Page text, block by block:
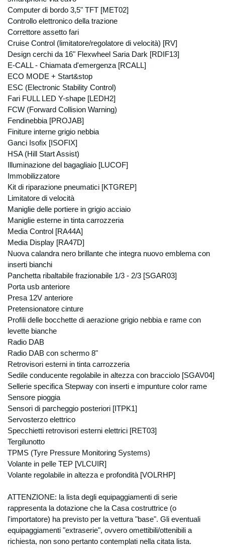
adempimenti amministrativi, fiscali, contabili,
etc derivanti dai contratti stipulati, nonché
disposti dalla legislazione vigente, da
regolamenti e dalla normativa comunitaria,
nonché da disposizioni impartite da autorità
a ciò legittimate e da organi di vigilanza e
controllo; In base all’ art. 24, comma b del
D.lgs 196, per le finalità sopra espresse non
è necessario il vostro consenso, in quanto il
trattamento dei dati viene effettuato per
“eseguire obblighi derivanti da un contratto
del quale è parte l’interessato o per
adempiere, prima della conclusione dei
contratto, a specifiche richieste
dell’interessato”, e per “adempiere ad un
obbligo previsto dalla legge, da un
Modalità di trattamento
I dati verranno trattati sia con modalità
strumenti elettronici e memorizzati sia su
supporti informatici che su supporti cartacei
che su ogni altro tipo di supporto idoneo, nel
rispetto delle misure minime di sicurezza ai
sensi del Disciplinare Tecnico in materia di
D.lgs. n. 196/2003. Natura del conferimento
Il conferimento dei vostri dati personali è
facoltativo, ma un rifiuto in tal senso
comporta l’impossibilità per la Degidio Auto
srl. di poter dar corso alle sue richieste di
preventivo, di offerta o informazione di
riportato nell'informativa “finalità”. Il
conferimento di dati è necessario per
adempiere ad obblighi di legge commessi
con le finalità indicate ai punti precedenti è
obbligatoria. Il personale dipendente
autorizzato, esclusivamente in relazione alle
mansioni da loro svolte ed alle finalità sopra
espresse, e dunque in qualità di incaricati
e/o Responsabili del trattamento, può
a conoscenza dei vostri dati personali,.
Potranno inoltre venire a conoscenza dei
vostri dati personali alcune specifiche
azienda, sempre per finalità connesse con
l’esecuzione degli obblighi derivanti dai
contratti con voi stipulati o con gli obblighi
previsti da leggi, regolamenti, come ad
esempio: studi di commercialisti, centri
Computer di bordo 3,5" TFT [MET02]
Controllo elettronico della trazione
Correttore assetto fari
Cruise Control (limitatore/regolatore di velocità) [RV]
Design cerchi da 16" Flexwheel Saria Dark [RDIF13]
E-CALL - Chiamata d'emergenza [RCALL]
ECO MODE + Start&stop
ESC (Electronic Stability Control)
Fari FULL LED Y-shape [LEDH2]
FCW (Forward Collision Warning)
Fendinebbia [PROJAB]
Finiture interne grigio nebbia
Ganci Isofix [ISOFIX]
HSA (Hill Start Assist)
Illuminazione del bagagliaio [LUCOF]
Immobilizzatore
Kit di riparazione pneumatici [KTGREP]
Limitatore di velocità
Maniglie delle portiere in grigio acciaio
Maniglie esterne in tinta carrozzeria
Media Control [RA44A]
Media Display [RA47D]
Nuova calandra nero brillante che integra nuovo emblema con
inserti bianchi
Panchetta ribaltabile frazionabile 1/3 - 2/3 [SGAR03]
Porta usb anteriore
Presa 12V anteriore
Pretensionatore cinture
Profili delle bocchette di aerazione grigio nebbia e rame con
levette bianche
Radio DAB
Radio DAB con schermo 8"
Retrovisori esterni in tinta carrozzeria
Sedile conducente regolabile in altezza con bracciolo [SGAV04]
Sellerie specifica Stepway con inserti e impunture color rame
Sensore pioggia
Sensori di parcheggio posteriori [ITPK1]
Servosterzo elettrico
Specchietti retrovisori esterni elettrici [RET03]
Tergilunotto
TPMS (Tyre Pressure Monitoring Systems)
Volante in pelle TEP [VLCUIR]
Volante regolabile in altezza e profondità [VOLRHP]
ATTENZIONE: la lista degli equipaggiamenti di serie
rappresenta la dotazione che la Casa costruttrice (o
l'importatore) ha previsto per la vettura "base". Gli eventuali
equipaggiamenti "extraserie", ovvero omettibili/ottenibili a
richiesta, non sono pertanto contemplati nella citata lista.